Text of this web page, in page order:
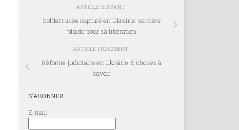
ARTICLE SUIVANT
Soldat russe capturé en Ukraine: sa mère
plaide pour sa libération
ARTICLE PRÉCÉDENT
Réforme judiciaire en Ukraine: 5 choses à
savoir
S’ABONNER
E-mail